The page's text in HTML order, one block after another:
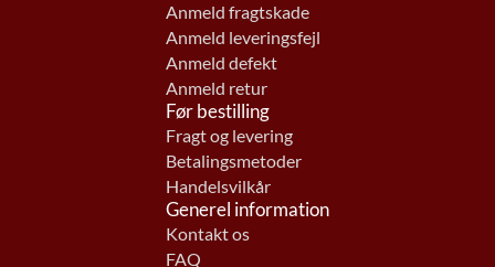
Anmeld fragtskade
Anmeld leveringsfejl
Anmeld defekt
Anmeld retur
Før bestilling
Fragt og levering
Betalingsmetoder
Handelsvilkår
Generel information
Kontakt os
FAQ